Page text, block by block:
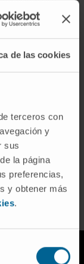
de las cookies
terceros con
y
sus
la página
preferencias,
y obtener más
.
y con
está
hay
esté